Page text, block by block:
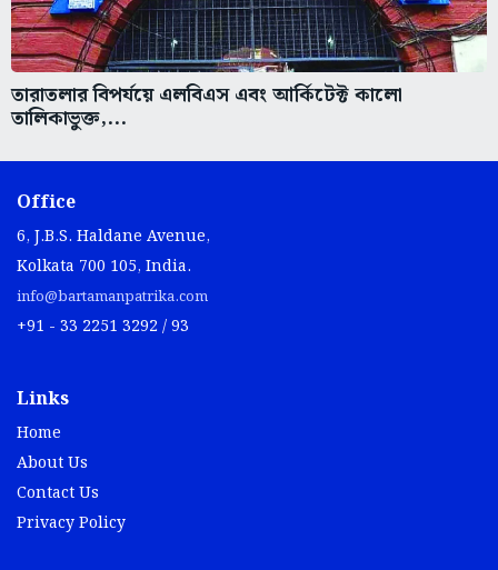
তারাতলার বিপর্যয়ে এলবিএস এবং আর্কিটেক্ট কালো
তালিকাভুক্ত,...
Office
6, J.B.S. Haldane Avenue,
Kolkata 700 105, India.
info@bartamanpatrika.com
+91 - 33 2251 3292 / 93
Links
Home
About Us
Contact Us
Privacy Policy